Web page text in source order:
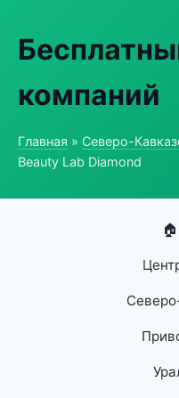
компаний
Главная » Северо-
Beauty Lab Diamond